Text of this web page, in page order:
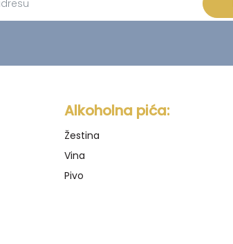
Alkoholna pića:
Žestina
Vina
Pivo